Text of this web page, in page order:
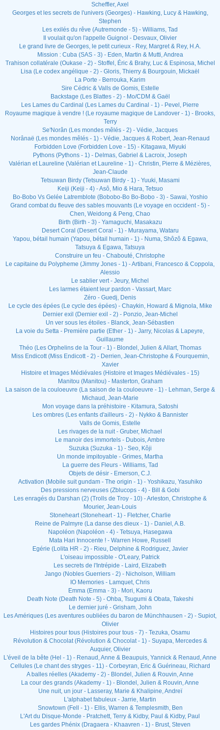
Scheffler, Axel
Georges et les secrets de l'univers (Georges) - Hawking, Lucy & Hawking,
Stephen
Les exilés du rêve (Autremonde - 5) - Williams, Tad
Il voulait qu'on l'appelle Guignol - Desvaux, Olivier
Le grand livre de Georges, le petit curieux - Rey, Margret & Rey, H.A.
Mission : Cuba (SAS - 3) - Eden, Martin & Mutti, Andrea
Trahison collatérale (Oukase - 2) - Stoffel, Éric & Brahy, Luc & Espinosa, Michel
Lisa (Le codex angélique - 2) - Gloris, Thierry & Bourgouin, Mickaël
La Porte - Berrouka, Karim
Sire Cédric & Valls de Gomis, Estelle
Backstage (Les Blattes - 2) - Mo/CDM & Gaël
Les Lames du Cardinal (Les Lames du Cardinal - 1) - Pevel, Pierre
Royaume magique à vendre ! (Le royaume magique de Landover - 1) - Brooks,
Terry
Se'Norân (Les mondes mêlés - 2) - Védie, Jacques
Norânaë (Les mondes mêlés - 1) - Védie, Jacques & Robert, Jean-Renaud
Forbidden Love (Forbidden Love - 15) - Kitagawa, Miyuki
Pythons (Pythons - 1) - Delmas, Gabriel & Lacroix, Joseph
Valérian et Laureline (Valérian et Laureline - 1) - Christin, Pierre & Mézières,
Jean-Claude
Tetsuwan Birdy (Tetsuwan Birdy - 1) - Yuuki, Masami
Keiji (Keiji - 4) - Asô, Mio & Hara, Tetsuo
Bo-Bobo Vs Gelée Latremblote (Bobobo-Bo Bo-Bobo - 3) - Sawai, Yoshio
Grand combat du fleuve des sables mouvants (Le voyage en occident - 5) -
Chen, Weidong & Peng, Chao
Birth (Birth - 3) - Yamaguchi, Masakazu
Desert Coral (Desert Coral - 1) - Murayama, Wataru
Yapou, bétail humain (Yapou, bétail humain - 1) - Numa, Shôzô & Egawa,
Tatsuya & Egawa, Tatsuya
Construire un feu - Chabouté, Christophe
Le capitaine du Polypheme (Jimmy Jones - 1) - Artibani, Francesco & Coppola,
Alessio
Le sablier vert - Jeury, Michel
Les larmes étaient leur pardon - Vassart, Marc
Zéro - Guedj, Denis
Le cycle des épées (Le cycle des épées) - Chaykin, Howard & Mignola, Mike
Dernier exil (Dernier exil - 2) - Ponzio, Jean-Michel
Un ver sous les étoiles - Blanck, Jean-Sébastien
La voie du Setta - Première partie (Ether - 1) - Jarry, Nicolas & Lapeyre,
Guillaume
Théo (Les Orphelins de la Tour - 1) - Blondel, Julien & Allart, Thomas
Miss Endicott (Miss Endicott - 2) - Derrien, Jean-Christophe & Fourquemin,
Xavier
Histoire et Images Médiévales (Histoire et Images Médiévales - 15)
Manitou (Manitou) - Masterton, Graham
La saison de la couloeuvre (La saison de la couloeuvre - 1) - Lehman, Serge &
Michaud, Jean-Marie
Mon voyage dans la préhistoire - Kitamura, Satoshi
Les ombres (Les enfants d'ailleurs - 2) - Nykko & Bannister
Valls de Gomis, Estelle
Les rivages de la nuit - Gruber, Michael
Le manoir des immortels - Dubois, Ambre
Suzuka (Suzuka - 1) - Seo, Kôji
Un monde impitoyable - Grimes, Martha
La guerre des Fleurs - Williams, Tad
Objets de désir - Emerson, C.J.
Activation (Mobile suit gundam - The origin - 1) - Yoshikazu, Yasuhiko
Des pressions nerveuses (Zblucops - 4) - Bill & Gobi
Les enragés du Darshan (2) (Trolls de Troy - 10) - Arleston, Christophe &
Mourier, Jean-Louis
Stoneheart (Stoneheart - 1) - Fletcher, Charlie
Reine de Palmyre (La danse des dieux - 1) - Daniel, A.B.
Napoléon (Napoléon - 4) - Tetsuya, Hasegawa
Mata Hari Innocente ! - Warren Howe, Russell
Egérie (Lolita HR - 2) - Rieu, Delphine & Rodriguez, Javier
L'oiseau impossible - O'Leary, Patrick
Les secrets de l'Intrépide - Laird, Elizabeth
Jango (Nobles Guerriers - 2) - Nicholson, William
IO Memories - Lamquet, Chris
Emma (Emma - 3) - Mori, Kaoru
Death Note (Death Note - 5) - Ohba, Tsugumi & Obata, Takeshi
Le dernier juré - Grisham, John
Les Amériques (Les aventures oubliées du baron de Münchhausen - 2) - Supiot,
Olivier
Histoires pour tous (Histoires pour tous - 7) - Tezuka, Osamu
Révolution & Chocolat (Révolution & Chocolat - 1) - Suyapa, Mercedes &
Auquier, Olivier
L'éveil de la bête (Hel - 1) - Renaud, Anne & Beaupuis, Yannick & Renaud, Anne
Cellules (Le chant des stryges - 11) - Corbeyran, Eric & Guérineau, Richard
A balles réelles (Akademy - 2) - Blondel, Julien & Rouvin, Anne
La cour des grands (Akademy - 1) - Blondel, Julien & Rouvin, Anne
Une nuit, un jour - Lasseray, Marie & Khalipine, Andreï
L'alphabet fabuleux - Jarrie, Martin
Snowtown (Fell - 1) - Ellis, Warren & Templesmith, Ben
L'Art du Disque-Monde - Pratchett, Terry & Kidby, Paul & Kidby, Paul
Les gardes Phénix (Dragaera - Khaavren - 1) - Brust, Steven